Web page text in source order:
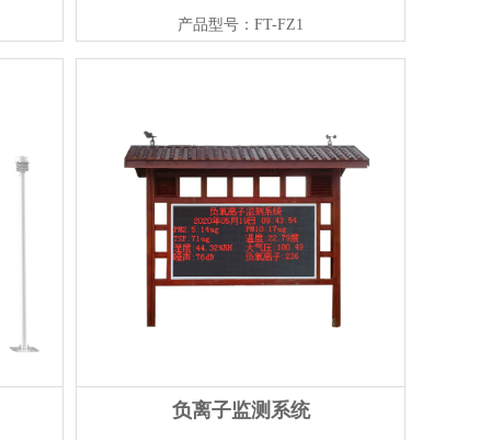
产品型号：FT-FZ1
负离子监测系统